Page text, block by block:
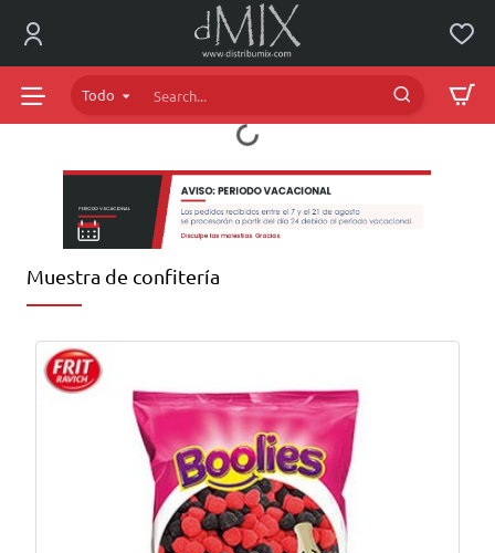
dMIX
Online
Todo
Search...
Muestra de confitería